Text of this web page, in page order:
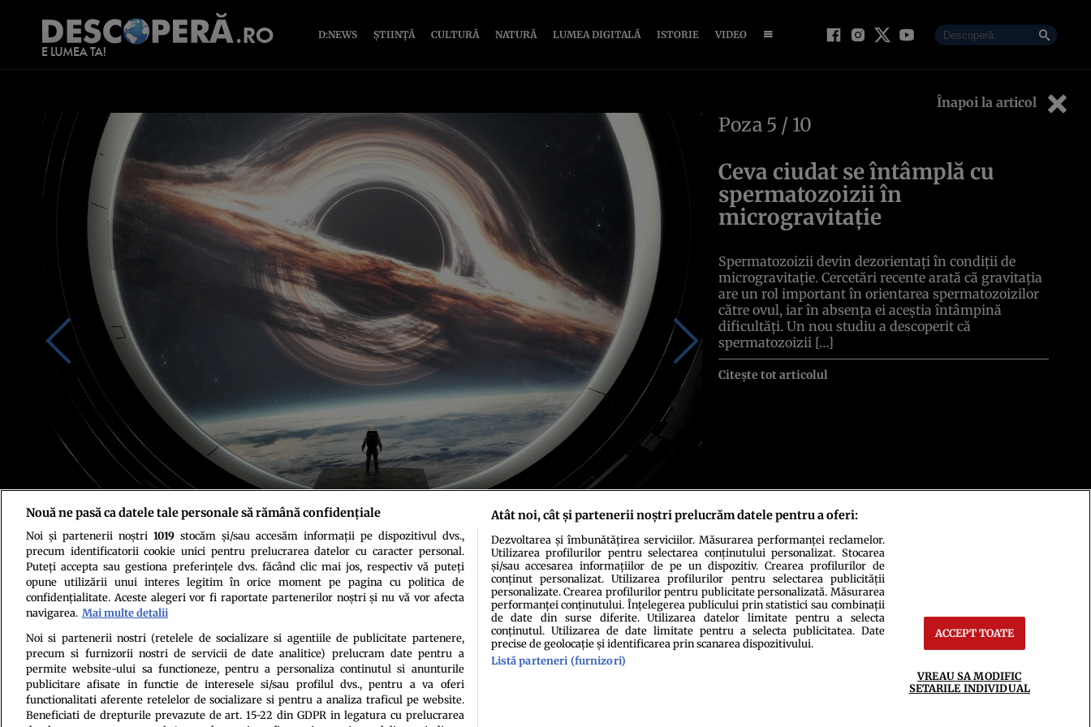
D:NEWS ȘTIINȚĂ CULTURĂ NATURĂ LUMEA DIGITALĂ ISTORIE VIDEO
Înapoi la articol
Foto: Shutterstock
Poza 5 / 10
Ceva ciudat se întâmplă cu
spermatozoizii în
microgravitație
Spermatozoizii devin dezorientați în condiții de
microgravitație. Cercetări recente arată că gravitația
are un rol important în orientarea spermatozoizilor
către ovul, iar în absența ei aceștia întâmpină
dificultăți. Un nou studiu a descoperit că
spermatozoizii […]
Citește tot articolul
Politica de confidenţialitatePolitica de cookiesTermeni şi condiţiiEchipa redacțională
Nouă ne pasă ca datele tale personale să rămână confidențiale
Noi și partenerii noștri 1019stocăm și/sau accesăm informații pe dispozitivul dvs.,
precum identificatorii cookie unici pentru prelucrarea datelor cu caracter personal.
Puteți accepta sau gestiona preferințele dvs. făcând clic mai jos, respectiv vă puteți
opune utilizării unui interes legitim în orice moment pe pagina cu politica de
confidențialitate. Aceste alegeri vor fi raportate partenerilor noștri și nu vă vor afecta
navigarea. Mai multe detalii
Noi si partenerii nostri (retelele de socializare si agentiile de publicitate partenere,
precum si furnizorii nostri de servicii de date analitice) prelucram date pentru a
permite website-ului sa functioneze, pentru a personaliza continutul si anunturile
publicitare afisate in functie de interesele si/sau profilul dvs., pentru a va oferi
functionalitati aferente retelelor de socializare si pentru a analiza traficul pe website.
Beneficiati de drepturile prevazute de art. 15-22 din GDPR in legatura cu prelucrarea
Atât noi, cât și partenerii noștri prelucrăm datele pentru a oferi:
Dezvoltarea și îmbunătățirea serviciilor. Măsurarea performanței reclamelor.
Utilizarea profilurilor pentru selectarea conținutului personalizat. Stocarea
și/sau accesarea informațiilor de pe un dispozitiv. Crearea profilurilor de
conținut personalizat. Utilizarea profilurilor pentru selectarea publicității
personalizate. Crearea profilurilor pentru publicitate personalizată. Măsurarea
performanței conținutului. Înțelegerea publicului prin statistici sau combinații
de date din surse diferite. Utilizarea datelor limitate pentru a selecta
conținutul. Utilizarea de date limitate pentru a selecta publicitatea. Date
precise de geolocație și identificarea prin scanarea dispozitivului.
Listă parteneri (furnizori)
ACCEPT TOATE
VREAU SA MODIFIC
SETARILE INDIVIDUAL